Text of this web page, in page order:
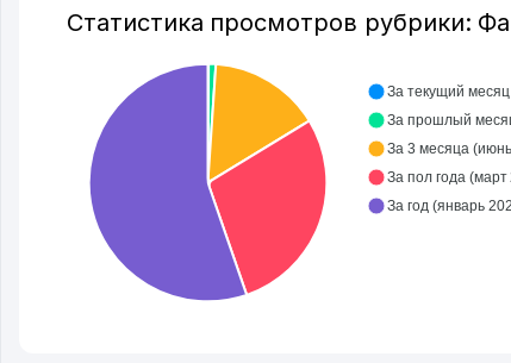
по Узбекистану брали, но вяло.
Удалось раскрутиться, дальше
развиваюсь потихоньку😊
Hamida 03.08.2026 12:45:39
Статистика просмотров рубрики:
За текущий месяц
За 3 месяца
За пол года (март